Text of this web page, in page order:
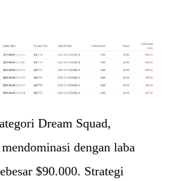
Dream Squad,
dengan laba
$90.000. Strategi